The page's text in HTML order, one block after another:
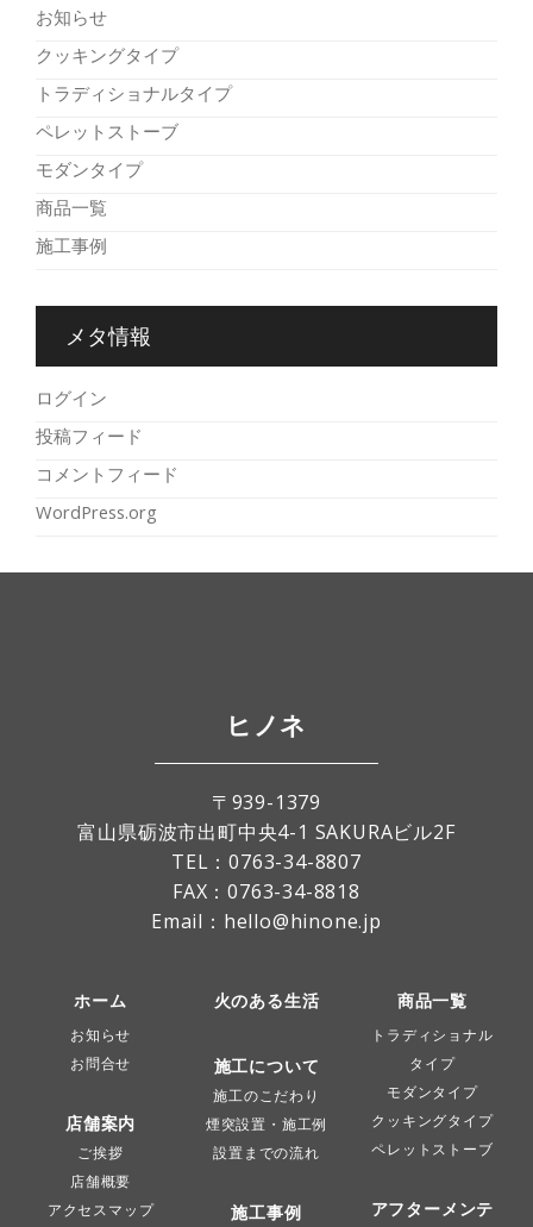
お知らせ
クッキングタイプ
トラディショナルタイプ
ペレットストーブ
モダンタイプ
商品一覧
施工事例
メタ情報
ログイン
投稿フィード
コメントフィード
WordPress.org
ヒノネ
〒939-1379
富山県砺波市出町中央4-1 SAKURAビル2F
TEL：0763-34-8807
FAX：0763-34-8818
Email：hello@hinone.jp
ホーム
お知らせ
お問合せ
店舗案内
ご挨拶
店舗概要
アクセスマップ
火のある生活
施工について
施工のこだわり
煙突設置・施工例
設置までの流れ
施工事例
商品一覧
トラディショナル
タイプ
モダンタイプ
クッキングタイプ
ペレットストーブ
アフターメンテ